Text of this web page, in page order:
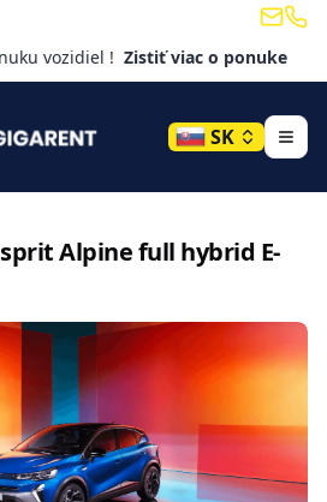
Email
vozidiel ! Zistiť viac o ponuke
SK
Alpine full hybrid E-